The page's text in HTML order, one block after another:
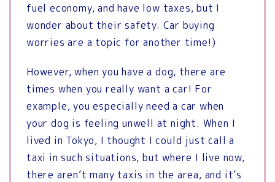
fuel economy, and have low taxes, but I
wonder about their safety. Car buying
worries are a topic for another time!)
However, when you have a dog, there are
times when you really want a car! For
example, you especially need a car when
your dog is feeling unwell at night. When I
lived in Tokyo, I thought I could just call a
taxi in such situations, but where I live now,
there aren’t many taxis in the area, and it’s